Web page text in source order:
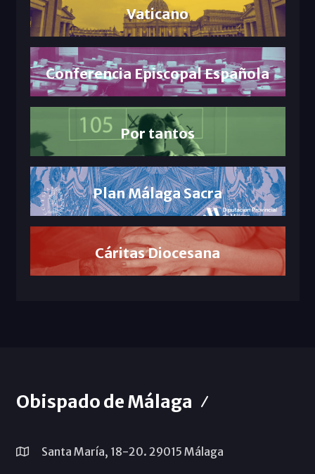
Vaticano
Conferencia Episcopal Española
Por tantos
Plan Málaga Sacra
Cáritas Diocesana
Obispado de Málaga
Santa María, 18-20. 29015 Málaga